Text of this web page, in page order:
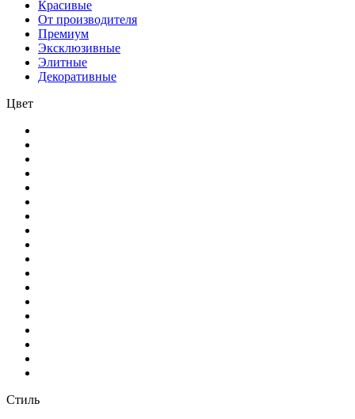
Красивые
От производителя
Премиум
Эксклюзивные
Элитные
Декоративные
Цвет
Стиль